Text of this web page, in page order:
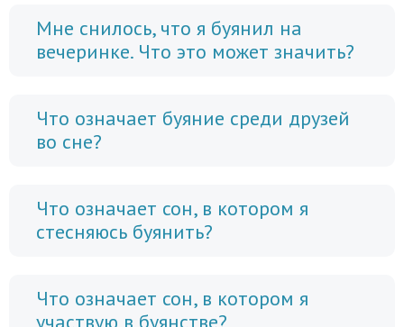
Мне снилось, что я буянил на
вечеринке. Что это может значить?
Что означает буяние среди друзей
во сне?
Что означает сон, в котором я
стесняюсь буянить?
Что означает сон, в котором я
участвую в буянстве?